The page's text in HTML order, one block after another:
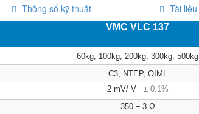
Thông số kỹ thuật Tài liệu
VMC VLC 137
60kg, 100kg, 200kg, 300kg, 500kg
C3, NTEP, OIML
2 mV/ V ± 0.1%
350 ± 3 Ω